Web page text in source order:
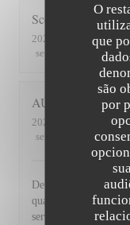
O
que
são
por
Scott
2026-07-30
- 19:45 -
service
AUDE
2026-07-30
- 19:30 -
service
De l'accueil souriant
qualité et la
service du vin, nous